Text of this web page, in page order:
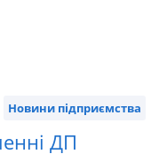
Новини підприємства
ДП